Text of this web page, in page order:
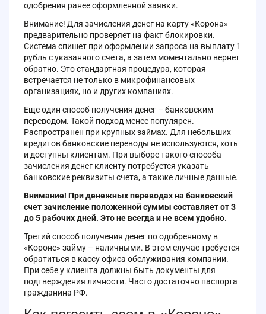
одобрения ранее оформленной заявки.
Внимание! Для зачисления денег на карту «Корона»
предварительно проверяет на факт блокировки.
Система спишет при оформлении запроса на выплату 1
рубль с указанного счета, а затем моментально вернет
обратно. Это стандартная процедура, которая
встречается не только в микрофинансовых
организациях, но и других компаниях.
Еще один способ получения денег – банковским
переводом. Такой подход менее популярен.
Распространен при крупных займах. Для небольших
кредитов банковские переводы не используются, хоть
и доступны клиентам. При выборе такого способа
зачисления денег клиенту потребуется указать
банковские реквизиты счета, а также личные данные.
Внимание! При денежных переводах на банковский
счет зачисление положенной суммы составляет от 3
до 5 рабочих дней. Это не всегда и не всем удобно.
Третий способ получения денег по одобренному в
«Короне» займу – наличными. В этом случае требуется
обратиться в кассу офиса обслуживания компании.
При себе у клиента должны быть документы для
подтверждения личности. Часто достаточно паспорта
гражданина РФ.